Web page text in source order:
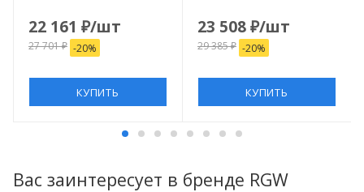
22 161 ₽/шт
27 701₽ -20%
КУПИТЬ
23 508₽/шт
29 385₽ -20%
КУПИТЬ
Вас заинтересует в бренде RGW